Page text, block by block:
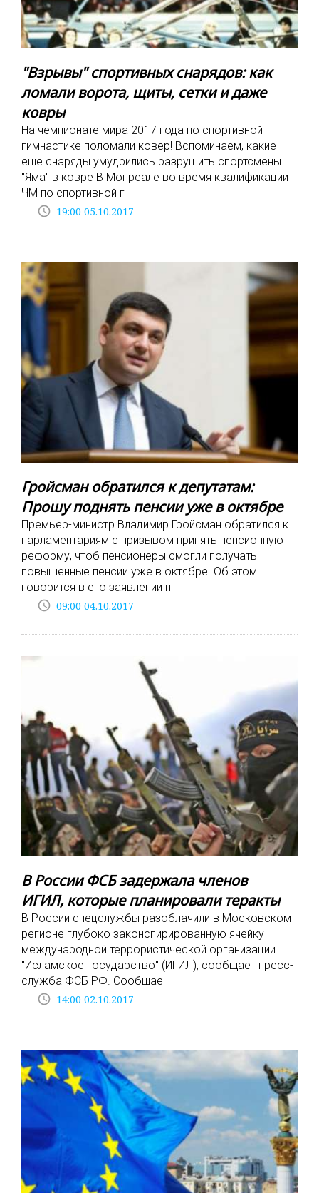
"Взрывы" спортивных снарядов: как
ломали ворота, щиты, сетки и даже
ковры
На чемпионате мира 2017 года по спортивной
гимнастике поломали ковер! Вспоминаем, какие
еще снаряды умудрились разрушить спортсмены.
"Яма" в ковре В Монреале во время квалификации
ЧМ по спортивной г
access_time 19:00 05.10.2017
Гройсман обратился к депутатам:
Прошу поднять пенсии уже в октябре
Премьер-министр Владимир Гройсман обратился к
парламентариям с призывом принять пенсионную
реформу, чтоб пенсионеры смогли получать
повышенные пенсии уже в октябре. Об этом
говорится в его заявлении н
access_time 09:00 04.10.2017
В России ФСБ задержала членов
ИГИЛ, которые планировали теракты
В России спецслужбы разоблачили в Московском
регионе глубоко законспирированную ячейку
международной террористической организации
"Исламское государство" (ИГИЛ), сообщает пресс-
служба ФСБ РФ. Сообщае
access_time 14:00 02.10.2017